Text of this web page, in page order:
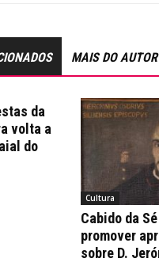
MAIS DO AUTOR
da
volta a
do
Cultura
Cabido da
promover
sobre D.